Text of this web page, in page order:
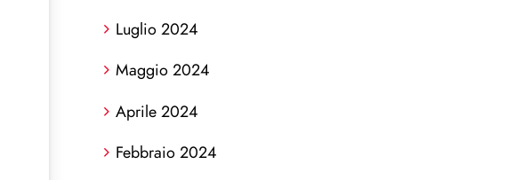
Luglio 2024
Maggio 2024
Aprile 2024
Febbraio 2024